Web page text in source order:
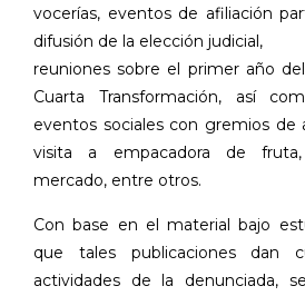
vocerías, eventos de afiliación
difusión de la elección judicial,
reuniones sobre el primer año
Cuarta Transformación, así
eventos sociales con gremios de
visita a empacadora de
mercado, entre otros.
Con base en el material bajo
que tales publicaciones dan
actividades de la denunciada,